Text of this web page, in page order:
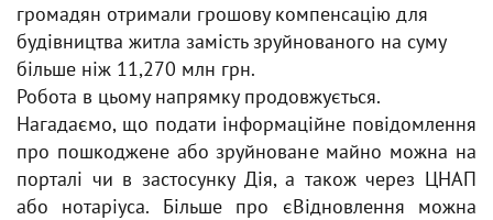
громадян отримали грошову компенсацію для
будівництва житла замість зруйнованого на суму
більше ніж 11,270 млн грн.
Робота в цьому напрямку продовжується.
Нагадаємо, що подати інформаційне повідомлення
про пошкоджене або зруйноване майно можна на
порталі чи в застосунку Дія, а також через ЦНАП
або нотаріуса. Більше про єВідновлення можна